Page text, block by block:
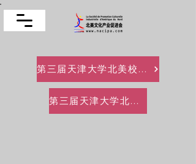
第三届天津大学北美校友会2023元宵晚会
第三届天津大学北美校友会鸣谢